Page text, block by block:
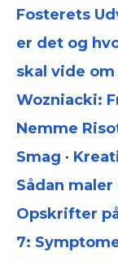
Fosterets
er det og
skal vide om
Wozniacki:
Nemme
Smag •
Sådan
Opskrifter
7: